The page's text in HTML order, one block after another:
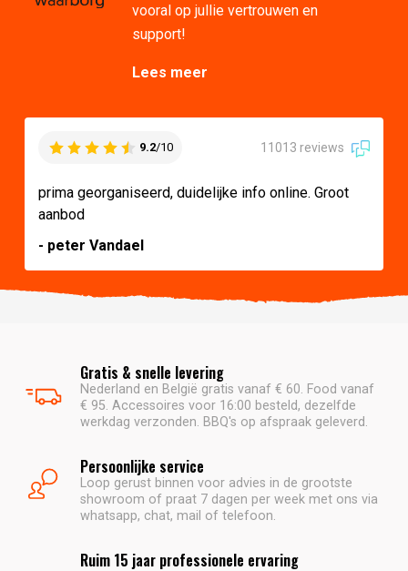
vooral op jullie vertrouwen en
support!
Lees meer
9.2/10 11013 reviews
prima georganiseerd, duidelijke info online. Groot
aanbod
- peter Vandael
Gratis & snelle levering
Nederland en België gratis vanaf € 60. Food vanaf
€ 95. Accessoires voor 16:00 besteld, dezelfde
werkdag verzonden. BBQ's op afspraak geleverd.
Persoonlijke service
Loop gerust binnen voor advies in de grootste
showroom of praat 7 dagen per week met ons via
whatsapp, chat, mail of telefoon.
Ruim 15 jaar professionele ervaring